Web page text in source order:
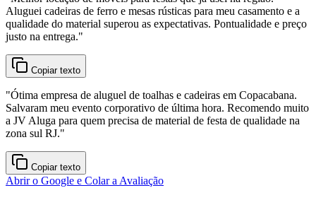
Aluguei cadeiras de ferro e mesas rústicas para meu casamento e a
qualidade do material superou as expectativas. Pontualidade e preço
justo na entrega."
Copiar texto
"Ótima empresa de aluguel de toalhas e cadeiras em Copacabana.
Salvaram meu evento corporativo de última hora. Recomendo muito
a JV Aluga para quem precisa de material de festa de qualidade na
zona sul RJ."
Copiar texto
Abrir o Google e Colar a Avaliação